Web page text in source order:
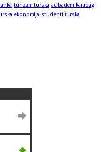
turizam turska acibadem karadag
ekonomija studenti turska